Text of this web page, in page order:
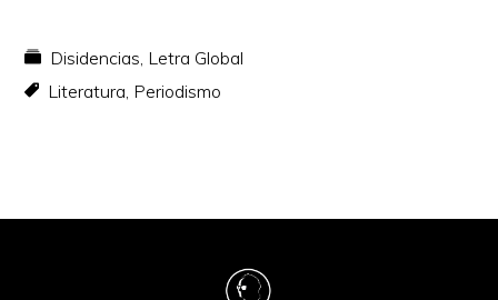
Disidencias, Letra Global
Literatura, Periodismo